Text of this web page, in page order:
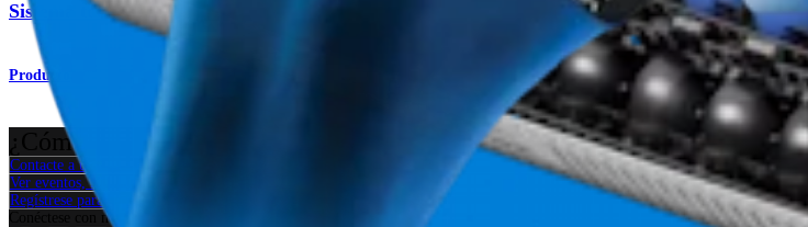
Sistema total de hombro Eclipse™
Producto
¿Cómo podemos ayudarlo?
Contacte a un representante
Ver eventos, laboratorios y oportunidades educativas
Regístrese para recibir: ¿Qué hay de nuevo en Arthrex?
Conéctese con nosotros